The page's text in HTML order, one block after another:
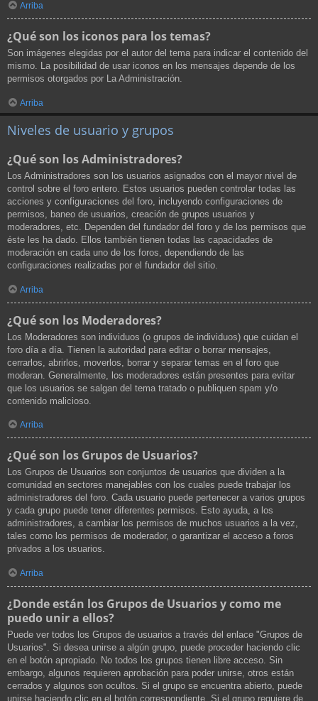
Arriba
¿Qué son los iconos para los temas?
Son imágenes elegidas por el autor del tema para indicar el contenido del
mismo. La posibilidad de usar iconos en los mensajes depende de los
permisos otorgados por La Administración.
Arriba
Niveles de usuario y grupos
¿Qué son los Administradores?
Los Administradores son los usuarios asignados con el mayor nivel de
control sobre el foro entero. Estos usuarios pueden controlar todas las
acciones y configuraciones del foro, incluyendo configuraciones de
permisos, baneo de usuarios, creación de grupos usuarios y
moderadores, etc. Dependen del fundador del foro y de los permisos que
éste les ha dado. Ellos también tienen todas las capacidades de
moderación en cada uno de los foros, dependiendo de las
configuraciones realizadas por el fundador del sitio.
Arriba
¿Qué son los Moderadores?
Los Moderadores son individuos (o grupos de individuos) que cuidan el
foro día a día. Tienen la autoridad para editar o borrar mensajes,
cerrarlos, abrirlos, moverlos, borrar y separar temas en el foro que
moderan. Generalmente, los moderadores están presentes para evitar
que los usuarios se salgan del tema tratado o publiquen spam y/o
contenido malicioso.
Arriba
¿Qué son los Grupos de Usuarios?
Los Grupos de Usuarios son conjuntos de usuarios que dividen a la
comunidad en sectores manejables con los cuales puede trabajar los
administradores del foro. Cada usuario puede pertenecer a varios grupos
y cada grupo puede tener diferentes permisos. Esto ayuda, a los
administradores, a cambiar los permisos de muchos usuarios a la vez,
tales como los permisos de moderador, o garantizar el acceso a foros
privados a los usuarios.
Arriba
¿Donde están los Grupos de Usuarios y como me
puedo unir a ellos?
Puede ver todos los Grupos de usuarios a través del enlace "Grupos de
Usuarios". Si desea unirse a algún grupo, puede proceder haciendo clic
en el botón apropiado. No todos los grupos tienen libre acceso. Sin
embargo, algunos requieren aprobación para poder unirse, otros están
cerrados y algunos son ocultos. Si el grupo se encuentra abierto, puede
unirse haciendo clic en el botón correspondiente. Si el grupo requiere de